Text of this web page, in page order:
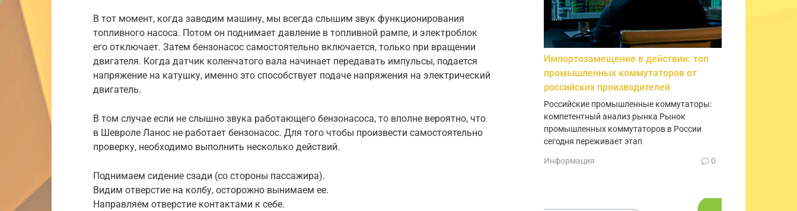
В тот момент, когда заводим машину, мы всегда слышим звук функционирования
топливного насоса. Потом он поднимает давление в топливной рампе, и электроблок
его отключает. Затем бензонасос самостоятельно включается, только при вращении
двигателя. Когда датчик коленчатого вала начинает передавать импульсы, подается
напряжение на катушку, именно это способствует подаче напряжения на электрический
двигатель.
В том случае если не слышно звука работающего бензонасоса, то вполне вероятно, что
в Шевроле Ланос не работает бензонасос. Для того чтобы произвести самостоятельно
проверку, необходимо выполнить несколько действий.
Поднимаем сидение сзади (со стороны пассажира).
Видим отверстие на колбу, осторожно вынимаем ее.
Направляем отверстие контактами к себе.
Импортозамещение в действии: топ
промышленных коммутаторов от
российских производителей
Российские промышленные коммутаторы:
компетентный анализ рынка Рынок
промышленных коммутаторов в России
сегодня переживает этап
Информация 0